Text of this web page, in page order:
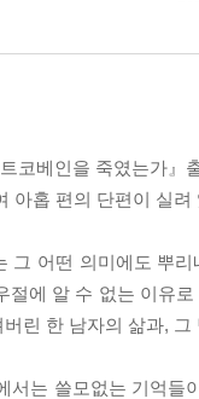
코베인을 죽였는가』
아홉 편의 단편이 실려
그 어떤 의미에도 뿌
절에 알 수 없는 이유
린 한 남자의 삶과,
서는 쓸모없는 기억